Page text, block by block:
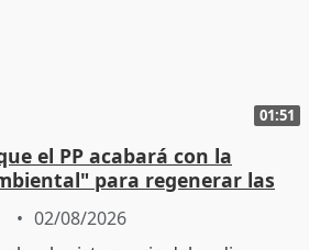
01:51
el PP acabará con la
para regenerar las
02/08/2026